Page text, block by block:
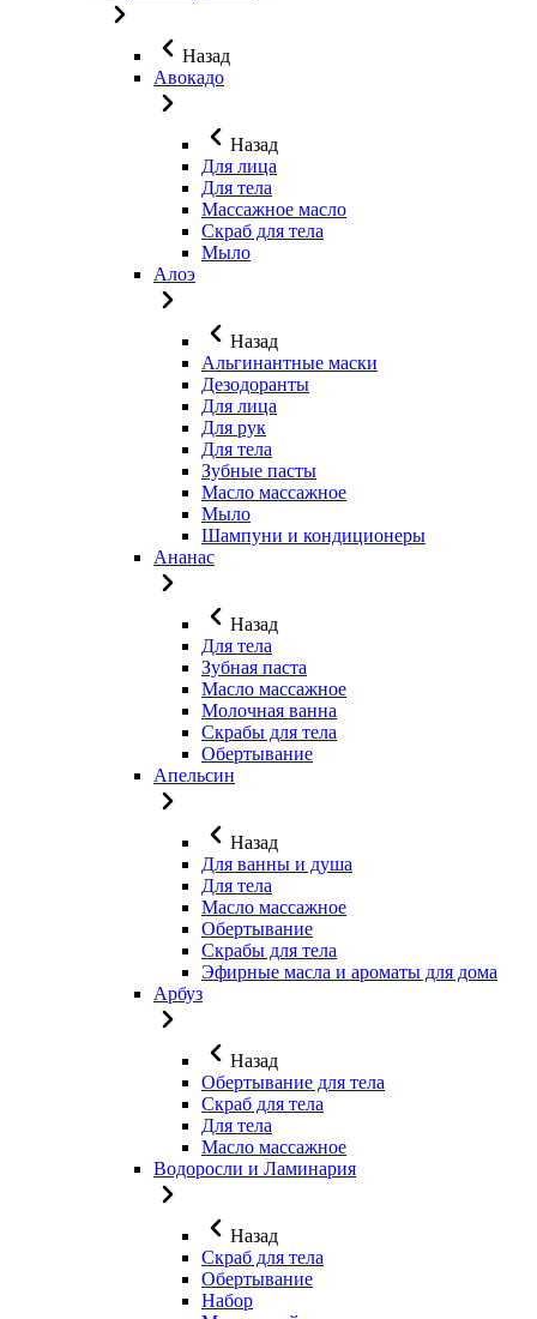
Назад
Авокадо
Назад
Для лица
Для тела
Массажное масло
Скраб для тела
Мыло
Алоэ
Назад
Альгинантные маски
Дезодоранты
Для лица
Для рук
Для тела
Зубные пасты
Масло массажное
Мыло
Шампуни и кондиционеры
Ананас
Назад
Для тела
Зубная паста
Масло массажное
Молочная ванна
Скрабы для тела
Обертывание
Апельсин
Назад
Для ванны и душа
Для тела
Масло массажное
Обертывание
Скрабы для тела
Эфирные масла и ароматы для дома
Арбуз
Назад
Обертывание для тела
Скраб для тела
Для тела
Масло массажное
Водоросли и Ламинария
Назад
Скраб для тела
Обертывание
Набор